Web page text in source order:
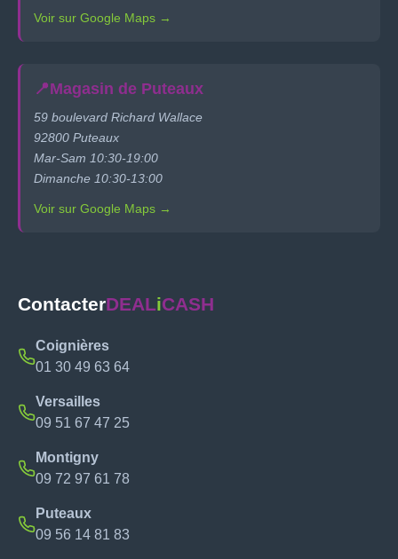
Voir sur Google Maps →
📍Magasin de Puteaux
59 boulevard Richard Wallace
92800 Puteaux
Mar-Sam 10:30-19:00
Dimanche 10:30-13:00
Voir sur Google Maps →
ContacterDEALiCASH
Coignières
01 30 49 63 64
Versailles
09 51 67 47 25
Montigny
09 72 97 61 78
Puteaux
09 56 14 81 83